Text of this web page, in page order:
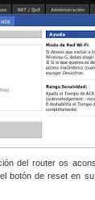
del router os
botón de reset en